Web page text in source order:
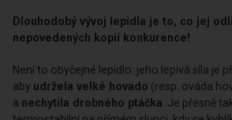
Dlouhodobý vývoj lepidla je to, co jej
nepovedených kopií konkurence!
Není to obyčejné lepidlo: jeho lepivá síla je
aby udržela velké hovado (resp. ováda
a nechytila drobného ptáčka. Je přesně